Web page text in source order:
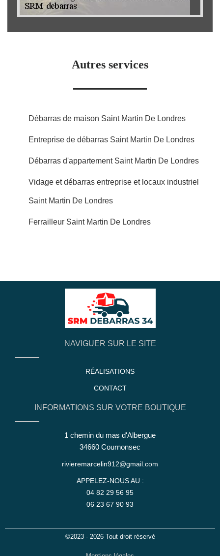
Autres services
Débarras de maison Saint Martin De Londres
Entreprise de débarras Saint Martin De Londres
Débarras d'appartement Saint Martin De Londres
Vidage et débarras entreprise et locaux industriel
Saint Martin De Londres
Ferrailleur Saint Martin De Londres
NAVIGUER SUR LE SITE
RÉALISATIONS
CONTACT
INFORMATIONS SUR VOTRE BOUTIQUE
1 chemin du mas d'Albergue
34660 Cournonsec
rivieremarcelin912@gmail.com
APPELEZ-NOUS AU :
04 82 29 56 95
06 23 67 90 93
©2023 - 2026 Tout droit réservé